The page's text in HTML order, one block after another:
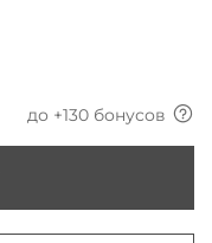
до +130 бонусов